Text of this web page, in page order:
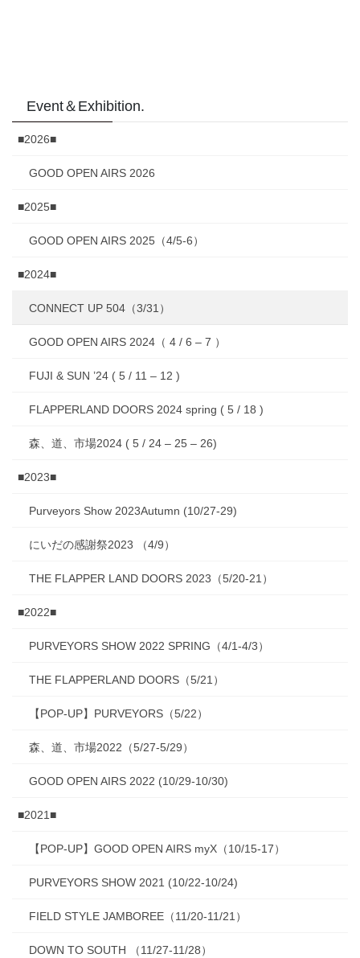
Event＆Exhibition.
■2026■
GOOD OPEN AIRS 2026
■2025■
GOOD OPEN AIRS 2025（4/5-6）
■2024■
CONNECT UP 504（3/31）
GOOD OPEN AIRS 2024（ 4 / 6 – 7 ）
FUJI & SUN ’24 ( 5 / 11 – 12 )
FLAPPERLAND DOORS 2024 spring ( 5 / 18 )
森、道、市場2024 ( 5 / 24 – 25 – 26)
■2023■
Purveyors Show 2023Autumn (10/27-29)
にいだの感謝祭2023 （4/9）
THE FLAPPER LAND DOORS 2023（5/20-21）
■2022■
PURVEYORS SHOW 2022 SPRING（4/1-4/3）
THE FLAPPERLAND DOORS（5/21）
【POP-UP】PURVEYORS（5/22）
森、道、市場2022（5/27-5/29）
GOOD OPEN AIRS 2022 (10/29-10/30)
■2021■
【POP-UP】GOOD OPEN AIRS myX（10/15-17）
PURVEYORS SHOW 2021 (10/22-10/24)
FIELD STYLE JAMBOREE（11/20-11/21）
DOWN TO SOUTH （11/27-11/28）